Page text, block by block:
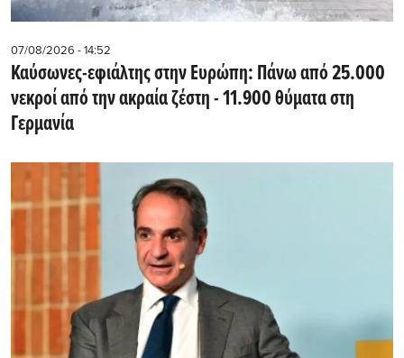
07/08/2026 - 14:52
Καύσωνες-εφιάλτης στην Ευρώπη: Πάνω από 25.000
νεκροί από την ακραία ζέστη - 11.900 θύματα στη
Γερμανία